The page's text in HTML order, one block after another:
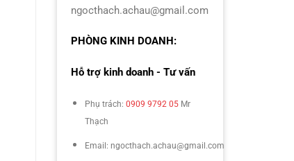
ngocthach.achau@gmail.com
PHÒNG KINH DOANH:
Hỗ trợ kinh doanh - Tư vấn
Phụ trách: 0909 9792 05 Mr
Thạch
Email: ngocthach.achau@gmail.com